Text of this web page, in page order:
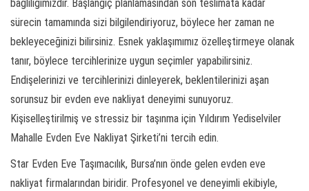
bağlılığımızdır. Başlangıç planlamasından son teslimata kadar
sürecin tamamında sizi bilgilendiriyoruz, böylece her zaman ne
bekleyeceğinizi bilirsiniz. Esnek yaklaşımımız özelleştirmeye olanak
tanır, böylece tercihlerinize uygun seçimler yapabilirsiniz.
Endişelerinizi ve tercihlerinizi dinleyerek, beklentilerinizi aşan
sorunsuz bir evden eve nakliyat deneyimi sunuyoruz.
Kişiselleştirilmiş ve stressiz bir taşınma için Yıldırım Yediselviler
Mahalle Evden Eve Nakliyat Şirketi’ni tercih edin.
Star Evden Eve Taşımacılık, Bursa’nın önde gelen evden eve
nakliyat firmalarından biridir. Profesyonel ve deneyimli ekibiyle,